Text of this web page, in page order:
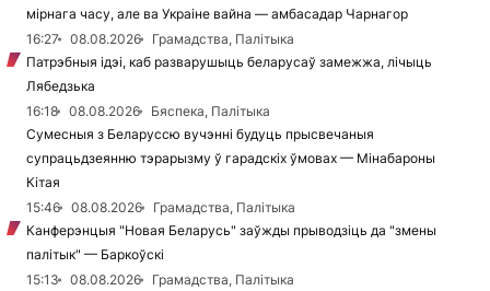
мірнага часу, але ва Украіне вайна — амбасадар Чарнагор
16:27
08.08.2026
Грамадства, Палітыка
Патрэбныя ідэі, каб разварушыць беларусаў замежжа, лічыць
Лябедзька
16:18
08.08.2026
Бяспека, Палітыка
Сумесныя з Беларуссю вучэнні будуць прысвечаныя
супрацьдзеянню тэрарызму ў гарадскіх ўмовах — Мінабароны
Кітая
15:46
08.08.2026
Грамадства, Палітыка
Канферэнцыя "Новая Беларусь" заўжды прыводзіць да "змены
палітык" — Баркоўскі
15:13
08.08.2026
Грамадства, Палітыка